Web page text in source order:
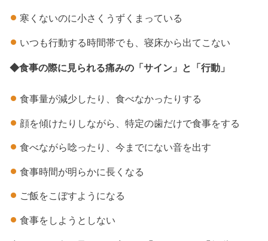
寒くないのに小さくうずくまっている
いつも行動する時間帯でも、寝床から出てこない
◆食事の際に見られる痛みの「サイン」と「行動」
食事量が減少したり、食べなかったりする
顔を傾けたりしながら、特定の歯だけで食事をする
食べながら唸ったり、今までにない音を出す
食事時間が明らかに長くなる
ご飯をこぼすようになる
食事をしようとしない